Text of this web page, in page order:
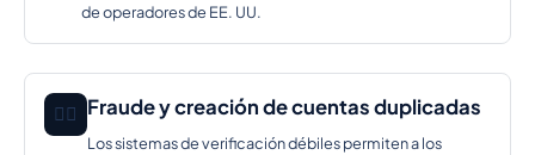
de operadores de EE. UU.
🕵️‍♂️ Fraude y creación de cuentas duplicadas
Los sistemas de verificación débiles permiten a los